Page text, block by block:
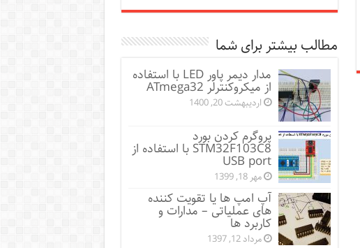
مطالب بیشتر برای شما
مدار دیمر پاور LED با استفاده
از میکروکنترلر ATmega32
اردیبهشت 20, 1400
پروگرم کردن بورد
STM32F103C8 با استفاده از
USB port
مهر 18, 1399
آپ امپ ها یا تقویت کننده
های عملیاتی – مدارات و
کاربرد ها
مرداد 12, 1397